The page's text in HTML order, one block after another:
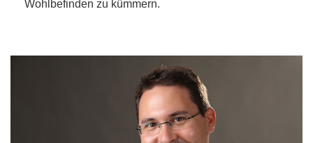
Wohlbefinden zu kümmern.